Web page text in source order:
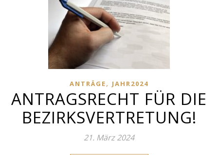
ANTRÄGE, JAHR2024
ANTRAGSRECHT FÜR DIE
BEZIRKSVERTRETUNG!
21. März 2024